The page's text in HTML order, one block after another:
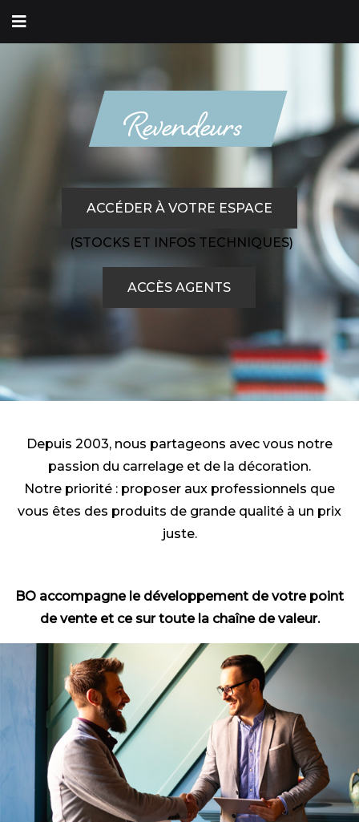
Revendeurs
ACCÉDER À VOTRE ESPACE
(STOCKS ET INFOS TECHNIQUES)
ACCÈS AGENTS
Depuis 2003, nous partageons avec vous notre
passion du carrelage et de la décoration.
Notre priorité : proposer aux professionnels que
vous êtes des produits de grande qualité à un prix
juste.
BO accompagne le développement de votre point
de vente et ce sur toute la chaîne de valeur.